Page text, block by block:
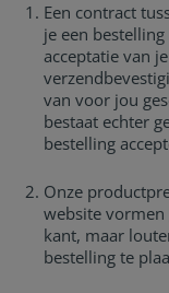
Een contract
je een
acceptatie van
van voor jou
bestaat echter
bestelling
Onze
website vormen
kant, maar
bestelling te